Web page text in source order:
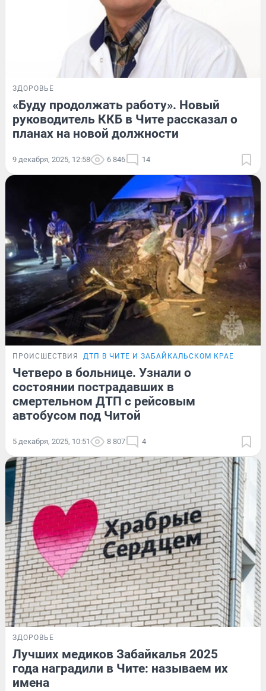
ЗДОРОВЬЕ
«Буду продолжать работу». Новый
руководитель ККБ в Чите рассказал о
планах на новой должности
9 декабря, 2025, 12:58 6 846 14
ПРОИСШЕСТВИЯ ДТП В ЧИТЕ И ЗАБАЙКАЛЬСКОМ КРАЕ
Четверо в больнице. Узнали о
состоянии пострадавших в
смертельном ДТП с рейсовым
автобусом под Читой
5 декабря, 2025, 10:51 8 807 4
ЗДОРОВЬЕ
Лучших медиков Забайкалья 2025
года наградили в Чите: называем их
имена